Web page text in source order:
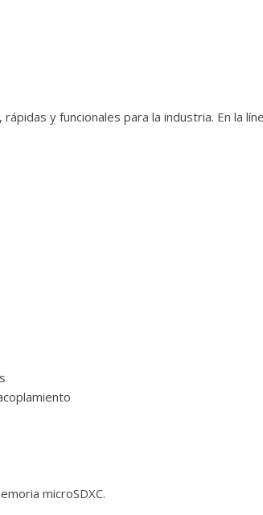
y funcionales para la industria. En la
microSDXC.